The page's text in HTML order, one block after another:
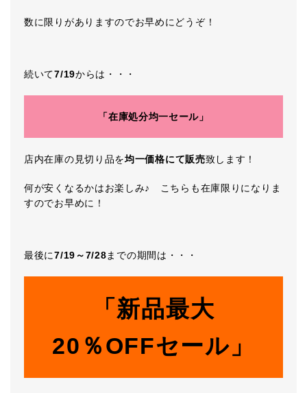
数に限りがありますのでお早めにどうぞ！
続いて7/19からは・・・
「在庫処分均一セール」
店内在庫の見切り品を均一価格にて販売致します！
何が安くなるかはお楽しみ♪ こちらも在庫限りになりま
すのでお早めに！
最後に7/19～7/28までの期間は・・・
「新品最大
20％OFFセール」